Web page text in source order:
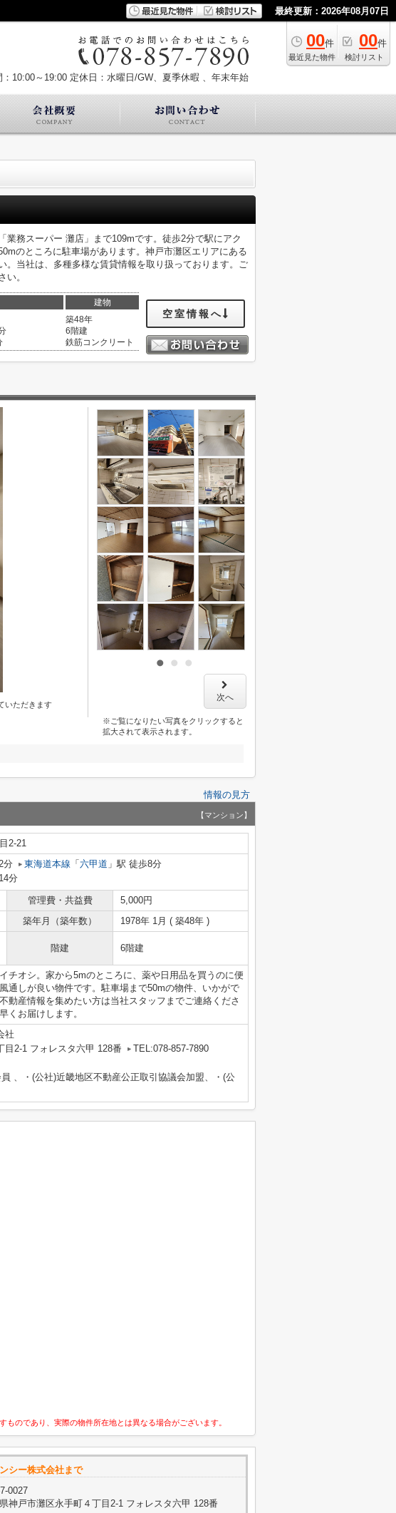
最終更新：2026年08月07日
00件
最近見た物件
00件
検討リスト
：10:00～19:00 定休日：水曜日/GW、夏季休暇 、年末年始
業務スーパー 灘店」まで109mです。徒歩2分で駅にアク
のところに駐車場があります。神戸市灘区エリアにある
当社は、多種多様な賃貸情報を取り扱っております。ご
い。
建物
築48年
6階建
鉄筋コンクリート
空室情報へ
いただきます
次へ
※ご覧になりたい写真をクリックすると
拡大されて表示されます。
情報の見方
【マンション】
2-21
分 東海道本線 「 六甲道 」駅 徒歩8分
分
管理費・共益費
5,000円
築年月（築年数） 1978年 1月 ( 築48年 )
階建 6階建
チオシ。家から5mのところに、薬や日用品を買うのに便
通しが良い物件です。駐車場まで50mの物件、いかがで
動産情報を集めたい方は当社スタッフまでご連絡くださ
くお届けします。
社
目2-1 フォレスタ六甲 128番
TEL:078-857-7890
、・(公社)近畿地区不動産公正取引協議会加盟、・(公
のであり、実際の物件所在地とは異なる場合がございます。
シー株式会社まで
0027
神戸市灘区永手町４丁目2-1 フォレスタ六甲 128番